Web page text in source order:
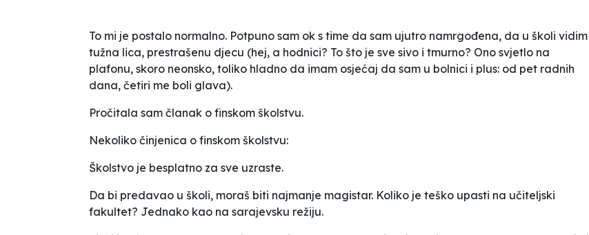
To mi je postalo normalno. Potpuno sam ok s time da sam ujutro namrgođena, da u školi vidim
tužna lica, prestrašenu djecu (hej, a hodnici? To što je sve sivo i tmurno? Ono svjetlo na
plafonu, skoro neonsko, toliko hladno da imam osjećaj da sam u bolnici i plus: od pet radnih
dana, četiri me boli glava).
Pročitala sam članak o finskom školstvu.
Nekoliko činjenica o finskom školstvu:
Školstvo je besplatno za sve uzraste.
Da bi predavao u školi, moraš biti najmanje magistar. Koliko je teško upasti na učiteljski
fakultet? Jednako kao na sarajevsku režiju.